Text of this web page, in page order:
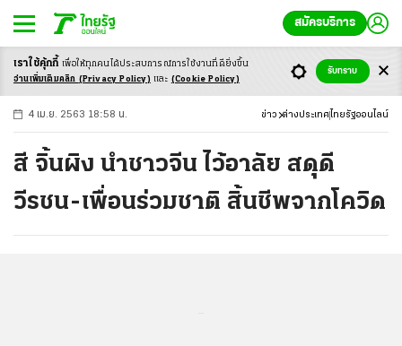
สมัครบริการ
-ก ก ก+
4 เม.ย. 2563 18:58 น. ข่าว ต่างประเทศ ไทยรัฐออนไลน์
สี จิ้นผิง นำชาวจีน ไว้อาลัย สดุดี
วีรชน-เพื่อนร่วมชาติ สิ้นชีพจากโควิด
เราใช้คุ้กกี้ เพื่อให้ทุกคนได้ประสบการณ์การใช้งานที่ดียิ่งขึ้น
อ่านเพิ่มเติมคลิก (Privacy Policy) และ (Cookie Policy)
รับทราบ